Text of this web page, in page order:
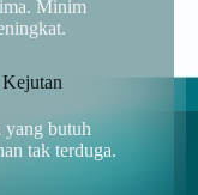
Minim
yang butuh
tak terduga.